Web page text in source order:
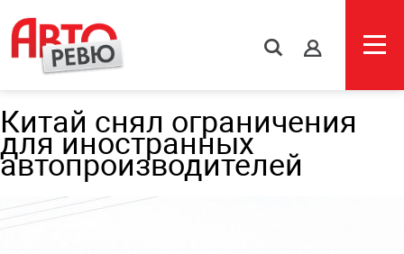
s
Китай снял ограничения
для иностранных
автопроизводителей